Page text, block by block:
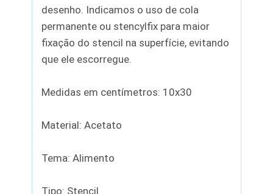
desenho. Indicamos o uso de cola
permanente ou stencylfix para maior
fixação do stencil na superfície, evitando
que ele escorregue.
Medidas em centímetros: 10x30
Material: Acetato
Tema: Alimento
Tipo: Stencil